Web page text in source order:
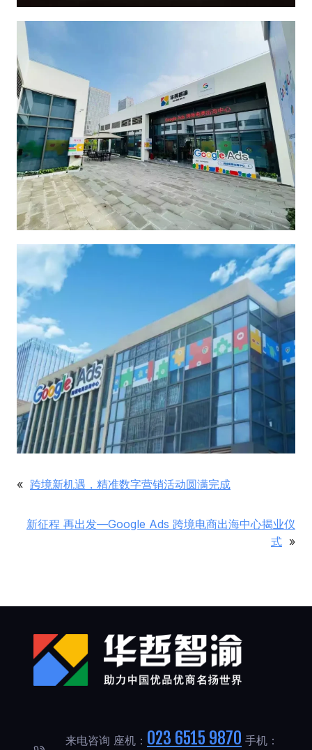
« 跨境新机遇，精准数字营销活动圆满完成
新征程 再出发—Google Ads 跨境电商出海中心揭业仪
式 »
来电咨询 座机： 023 6515 9870 手机：